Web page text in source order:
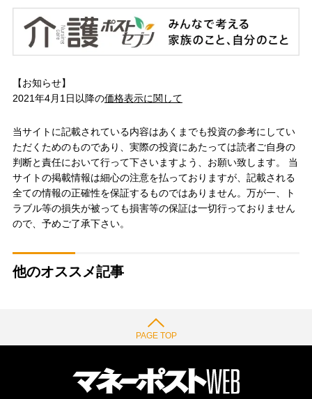
【お知らせ】
2021年4月1日以降の価格表示に関して
当サイトに記載されている内容はあくまでも投資の参考にしてい
ただくためのものであり、実際の投資にあたっては読者ご自身の
判断と責任において行って下さいますよう、お願い致します。 当
サイトの掲載情報は細心の注意を払っておりますが、記載される
全ての情報の正確性を保証するものではありません。万が一、ト
ラブル等の損失が被っても損害等の保証は一切行っておりません
ので、予めご了承下さい。
他のオススメ記事
PAGE TOP